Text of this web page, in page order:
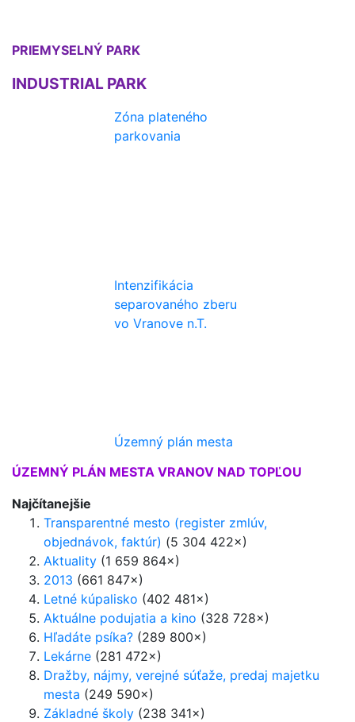
PRIEMYSELNÝ PARK
INDUSTRIAL PARK
Zóna plateného
parkovania
Intenzifikácia
separovaného zberu
vo Vranove n.T.
Územný plán mesta
ÚZEMNÝ PLÁN MESTA VRANOV NAD TOPĽOU
Najčítanejšie
Transparentné mesto (register zmlúv,
objednávok, faktúr) (5 304 422×)
Aktuality (1 659 864×)
2013 (661 847×)
Letné kúpalisko (402 481×)
Aktuálne podujatia a kino (328 728×)
Hľadáte psíka? (289 800×)
Lekárne (281 472×)
Dražby, nájmy, verejné súťaže, predaj majetku
mesta (249 590×)
Základné školy (238 341×)